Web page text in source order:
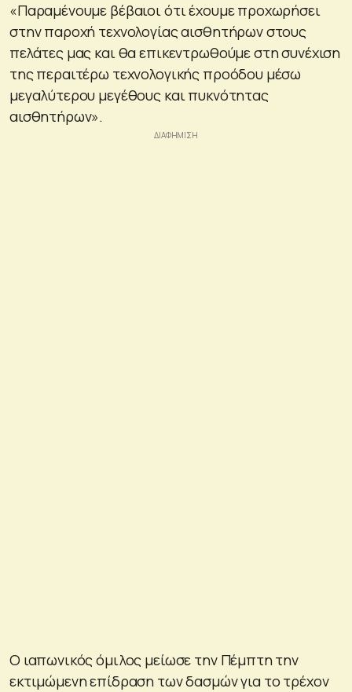
«Παραμένουμε βέβαιοι ότι έχουμε προχωρήσει
στην παροχή τεχνολογίας αισθητήρων στους
πελάτες μας και θα επικεντρωθούμε στη συνέχιση
της περαιτέρω τεχνολογικής προόδου μέσω
μεγαλύτερου μεγέθους και πυκνότητας
αισθητήρων».
Ο ιαπωνικός όμιλος μείωσε την Πέμπτη την
εκτιμώμενη επίδραση των δασμών για το τρέχον